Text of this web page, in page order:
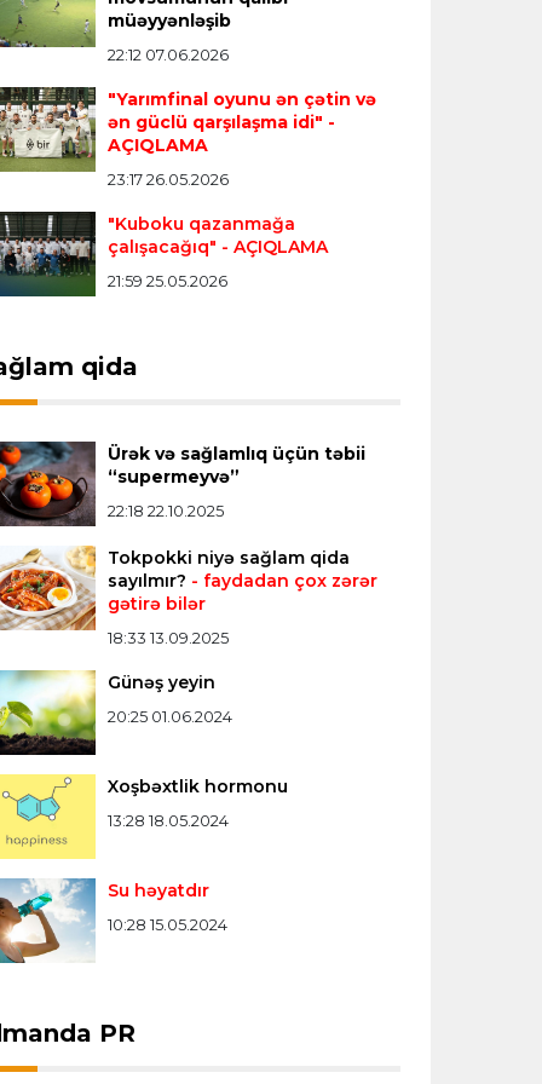
keçiriləcək Olimpiadaya
qazanmaqdır”
15:25 08.08.2026
hədəfim Avropa və dünya
medal qazanmaq,
iştirak etməkdir”
15:14 08.08.2026
Bakıda istedadlı futbolçuları
14:04 08.08.2026
millisi Avropa
növbəti qələbəsini
xəbərlər >>>
müəyyənləşib
22:12 07.06.2026
"Yarımfinal oyunu ən çətin və
ən güclü qarşılaşma idi" -
AÇIQLAMA
23:17 26.05.2026
"Kuboku qazanmağa
çalışacağıq" - AÇIQLAMA
21:59 25.05.2026
qida
Ürək və sağlamlıq üçün təbii
“supermeyvə”
22:18 22.10.2025
Tokpokki niyə sağlam qida
sayılmır? - faydadan çox zərər
gətirə bilər
18:33 13.09.2025
Günəş yeyin
20:25 01.06.2024
Xoşbəxtlik hormonu
13:28 18.05.2024
Su həyatdır
10:28 15.05.2024
PR